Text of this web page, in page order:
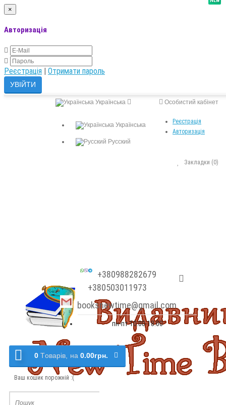
×
Авторизація
Реєстрація | Отримати пароль
Особистий кабінет
Реєстрація
Авторизація
Українська
Українська
Русский
Закладки (0)
+380988282679
+380503011973
booksnewtime@gmail.com
пн-пт 10:00-18:00
0 Tоварів, на 0.00грн.
Ваш кошик порожній :(